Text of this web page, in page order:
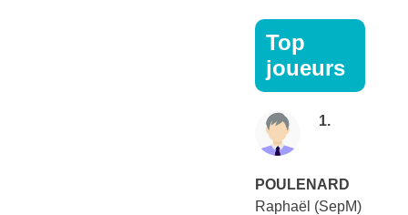
Top
joueurs
1.
POULENARD
Raphaël (SepM)